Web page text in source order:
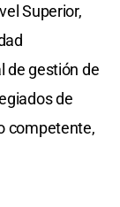
Superior,
de gestión de
de
competente,